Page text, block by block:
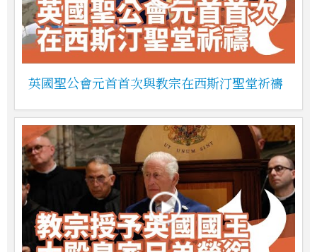
英國聖公會元首首次與教宗在西斯汀聖堂祈禱